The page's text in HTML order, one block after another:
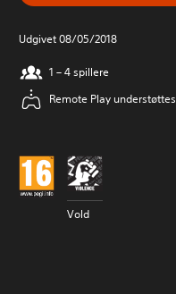
Udgivet 08/05/2018
1 – 4 spillere
Remote Play understøttes
Vold